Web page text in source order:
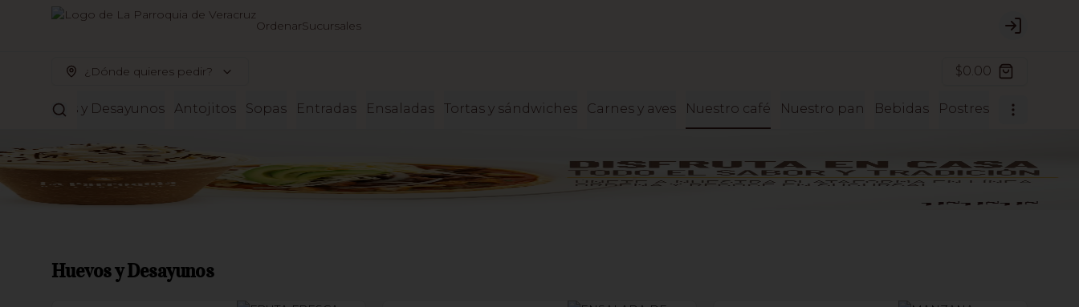
OrdenarSucursales Login
¿Dónde quieres pedir? $0.00
Huevos y Desayunos Antojitos Sopas Entradas Ensaladas Tortas y sándwiches Carnes y aves Nuestro café Nuestro pan Bebidas Postres
Huevos y Desayunos